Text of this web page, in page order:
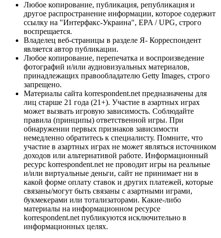
Любое копирование, публикация, републикация и
другое распространение информации, которое содержит
ссылку на "Интерфакс-Украина", EPA / UPG, строго
воспрещается.
Владелец веб-страницы в разделе Я- Корреспондент
является автор публикации.
Любое копирование, перепечатка и воспроизведение
фотографий и/или аудиовизуальных материалов,
принадлежащих правообладателю Getty Images, строго
запрещено.
Материалы сайта korrespondent.net предназначены для
лиц старше 21 года (21+). Участие в азартных играх
может вызвать игровую зависимость. Соблюдайте
правила (принципы) ответственной игры. При
обнаружении первых признаков зависимости
немедленно обратитесь к специалисту. Помните, что
участие в азартных играх не может являться источником
доходов или альтернативой работе. Информационный
ресурс korrespondent.net не проводит игры на реальные
и/или виртуальные деньги, сайт не принимает ни в
какой форме оплату ставок и других платежей, которые
связаны/могут быть связаны с азартными играми,
букмекерами или тотализаторами. Какие-либо
материалы на информационном ресурсе
korrespondent.net публикуются исключительно в
информационных целях.